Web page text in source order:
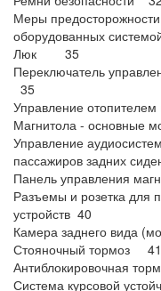
Меры
оборудованных
Люк 35
Переключатель
35
Управление
Магнитола - основные
Управление
пассажиров задних
Панель управления
Разъемы и розетка для
устройств 40
Камера заднего
Стояночный тормоз 41
Антиблокировочная
Система курсовой